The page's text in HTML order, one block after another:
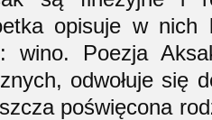
opisuje w
wino. Poezja
odwołuje się
poświęcona